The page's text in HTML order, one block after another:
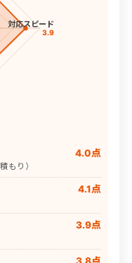
対応スピード
3.9
4.0点
もり）
4.1点
3.9点